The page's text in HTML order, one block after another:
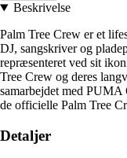
Beskrivelse
Palm Tree Crew er et
DJ, sangskriver og
repræsenteret ved sit
Tree Crew og deres
samarbejdet med
de officielle Palm Tree
Detaljer